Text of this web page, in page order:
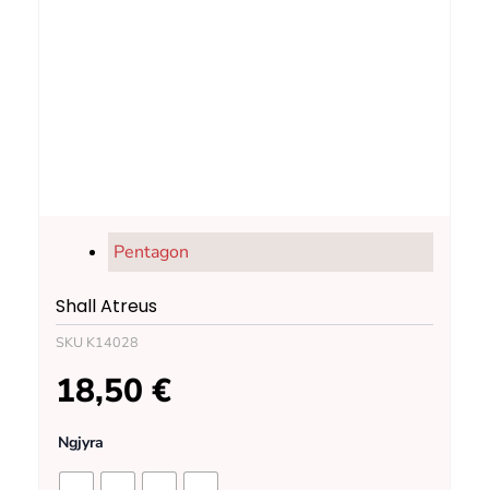
Pentagon
Shall Atreus
SKU K14028
18,50 €
Ngjyra
Shall
Atreus
quantity